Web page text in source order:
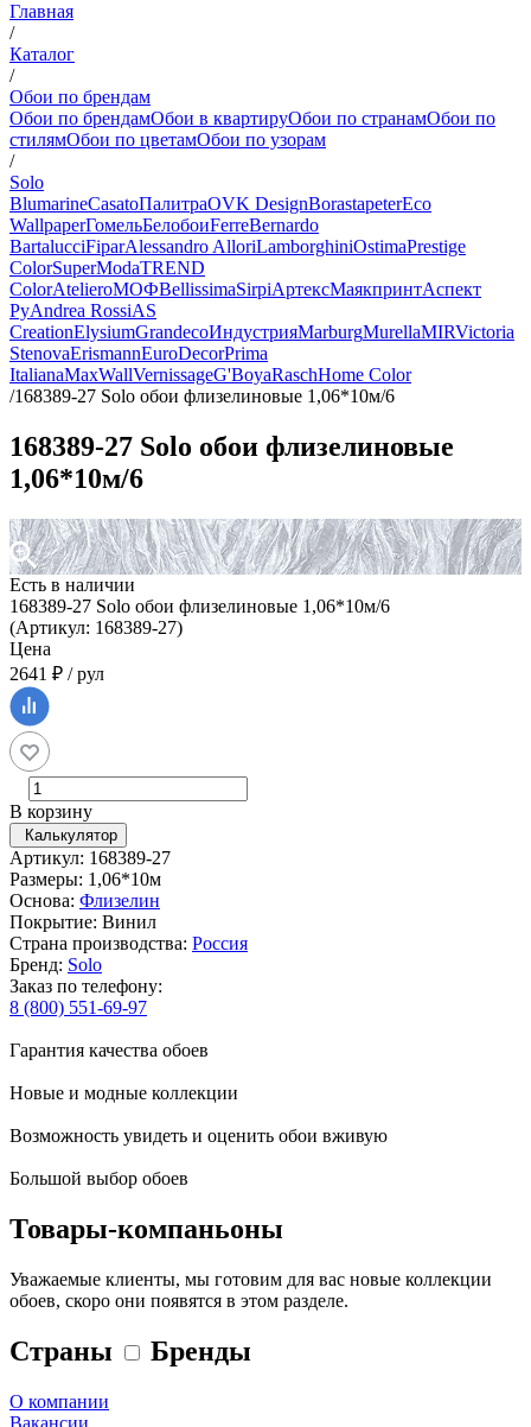
Главная
/
Каталог
/
Обои по брендам
Обои по брендамОбои в квартируОбои по странамОбои по
стилямОбои по цветамОбои по узорам
/
Solo
BlumarineCasatoПалитраOVK DesignBorastapeterEco
WallpaperГомельБелобоиFerreBernardo
BartalucciFiparAlessandro AlloriLamborghiniOstimaPrestige
ColorSuperModaTREND
ColorAtelieroМОФBellissimaSirpiАртексМаякпринтАспект
РуAndrea RossiAS
CreationElysiumGrandecoИндустрияMarburgMurellaMIRVictoria
StenovaErismannEuroDecorPrima
ItalianaMaxWallVernissageG'BoyaRaschHome Color
/168389-27 Solo обои флизелиновые 1,06*10м/6
168389-27 Solo обои флизелиновые
1,06*10м/6
Есть в наличии
168389-27 Solo обои флизелиновые 1,06*10м/6
(Артикул: 168389-27)
Цена
2641 ₽ / рул
В корзину
Калькулятор
Артикул: 168389-27
Размеры: 1,06*10м
Основа: Флизелин
Покрытие: Винил
Страна производства: Россия
Бренд: Solo
Заказ по телефону:
8 (800) 551-69-97
Гарантия качества обоев
Новые и модные коллекции
Возможность увидеть и оценить обои вживую
Большой выбор обоев
Товары-компаньоны
Уважаемые клиенты, мы готовим для вас новые коллекции
обоев, скоро они появятся в этом разделе.
Страны Бренды
О компании
Вакансии